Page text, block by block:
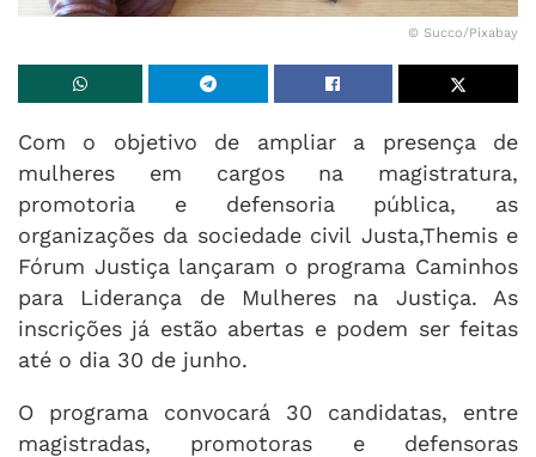
© Succo/Pixabay
Com o objetivo de ampliar a presença de
mulheres em cargos na magistratura,
promotoria e defensoria pública, as
organizações da sociedade civil Justa,Themis e
Fórum Justiça lançaram o programa Caminhos
para Liderança de Mulheres na Justiça. As
inscrições já estão abertas e podem ser feitas
até o dia 30 de junho.
O programa convocará 30 candidatas, entre
magistradas, promotoras e defensoras